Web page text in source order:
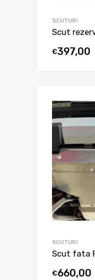
SCUTURI
Scut
€397,00
SCUTURI
Scut fata
€660,00